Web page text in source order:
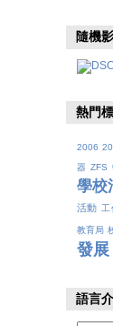
隨機
熱門
2006
器 ZFS
學校
活動 工
教育局
發展
語言